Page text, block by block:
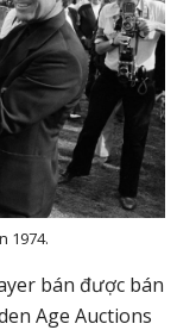
1974.
bán được bán
Age Auctions